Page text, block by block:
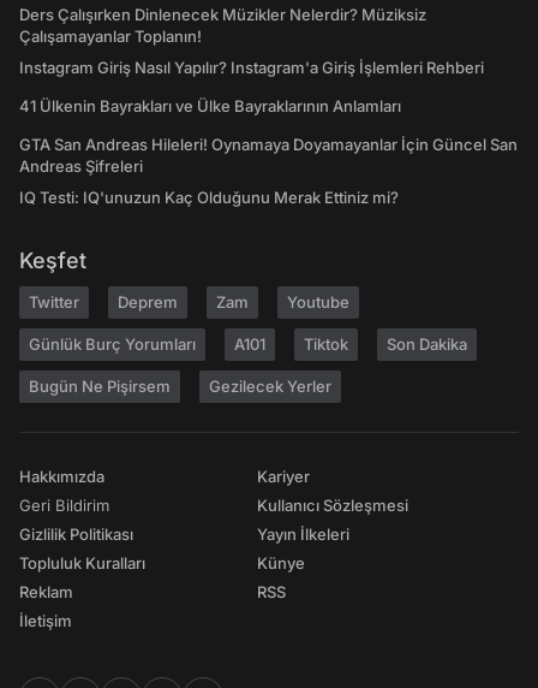
Ders Çalışırken Dinlenecek Müzikler Nelerdir? Müziksiz
Çalışamayanlar Toplanın!
Instagram Giriş Nasıl Yapılır? Instagram'a Giriş İşlemleri Rehberi
41 Ülkenin Bayrakları ve Ülke Bayraklarının Anlamları
GTA San Andreas Hileleri! Oynamaya Doyamayanlar İçin Güncel San
Andreas Şifreleri
IQ Testi: IQ'unuzun Kaç Olduğunu Merak Ettiniz mi?
Keşfet
Twitter Deprem Zam Youtube
Günlük Burç Yorumları A101 Tiktok Son Dakika
Bugün Ne Pişirsem Gezilecek Yerler
Hakkımızda
Geri Bildirim
Gizlilik Politikası
Topluluk Kuralları
Reklam
İletişim
Kariyer
Kullanıcı Sözleşmesi
Yayın İlkeleri
Künye
RSS